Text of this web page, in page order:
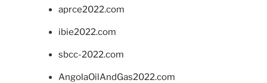
aprce2022.com
ibie2022.com
sbcc-2022.com
AngolaOilAndGas2022.com